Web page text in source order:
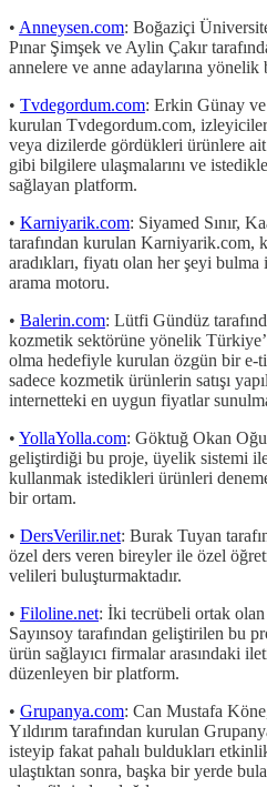
• Anneysen.com: Boğaziçi
Pınar Şimşek ve Aylin Çakır
annelere ve anne adaylarına yönelik
• Tvdegordum.com: Erkin Günay
kurulan Tvdegordum.com,
veya dizilerde gördükleri ürünlere ait
gibi bilgilere ulaşmalarını ve
sağlayan platform.
• Karniyarik.com: Siyamed Sınır,
tarafından kurulan Karniyarik.com,
aradıkları, fiyatı olan her şeyi
arama motoru.
• Balerin.com: Lütfi Gündüz
kozmetik sektörüne yönelik
olma hedefiyle kurulan özgün bir e-
sadece kozmetik ürünlerin satışı
internetteki en uygun fiyatlar
• YollaYolla.com: Göktuğ Okan
geliştirdiği bu proje, üyelik sistemi
kullanmak istedikleri ürünleri
bir ortam.
• DersVerilir.net: Burak Tuyan
özel ders veren bireyler ile özel
velileri buluşturmaktadır.
• Filoline.net: İki tecrübeli ortak
Sayınsoy tarafından geliştirilen bu
ürün sağlayıcı firmalar arasındaki
düzenleyen bir platform.
• Grupanya.com: Can Mustafa
Yıldırım tarafından kurulan
isteyip fakat pahalı buldukları
ulaştıktan sonra, başka bir yerde